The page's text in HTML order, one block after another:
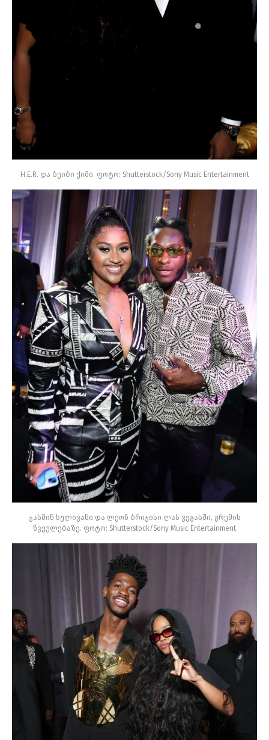
H.E.R. და ბეიბი ქიმი. ფოტო: Shutterstock/Sony Music Entertainment
ჯასმინ სულივანი და ლეონ ბრიჯისი ლას ვეგასში, გრემის
წვეულებაზე. ფოტო: Shutterstock/Sony Music Entertainment